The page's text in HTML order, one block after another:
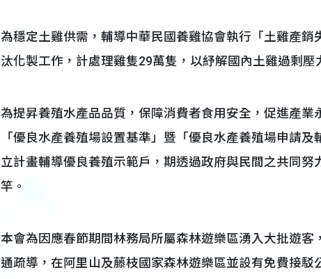
為穩定土雞供需，輔導中華民國養雞協會執行「土雞產銷
汰化製工作，計處理雞隻29萬隻，以紓解國內土雞過剩壓
為提昇養殖水產品品質，保障消費者食用安全，促進產業
「優良水產養殖場設置基準」暨「優良水產養殖場申請
立計畫輔導優良養殖示範戶，期透過政府與民間之共同
竿。
本會為因應春節期間林務局所屬森林遊樂區湧入大批遊客
通疏導，在阿里山及藤枝國家森林遊樂區並設有免費接駁